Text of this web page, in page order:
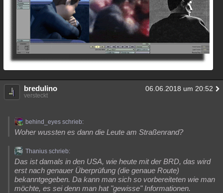
bredulino 06.06.2018 um 20:52
versteckt
behind_eyes schrieb:
Woher wussten es dann die Leute am Straßenrand?
Thanius schrieb:
Das ist damals in den USA, wie heute mit der BRD, das wird
erst nach genauer Überprüfung (die genaue Route)
bekanntgegeben. Da kann man sich so vorbereiteten wie man
möchte, es sei denn man hat "gewisse" Informationen.